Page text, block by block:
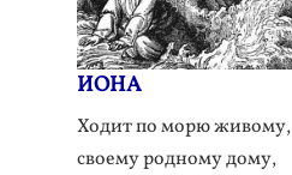
ИОНА
Ходит по морю живому,
своему родному дому,